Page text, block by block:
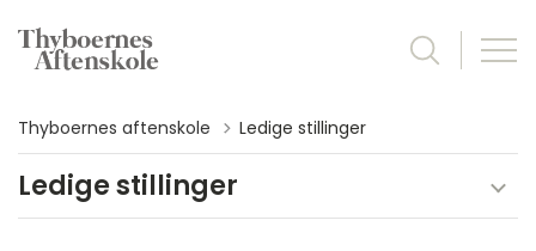
Thyboernes aftenskole Ledige stillinger
Ledige stillinger